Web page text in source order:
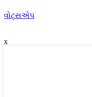
વોટ્સએપ
x